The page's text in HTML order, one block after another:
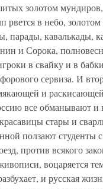
золотом
рвется в небо,
парады, кавалькады,
и Сорока,
в свайку и в
сервиза. И
и
все обманывают
стары и
ползают
против всякого
воцаряется
и русская